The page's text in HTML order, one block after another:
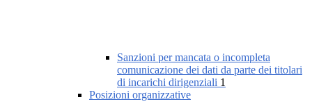
Sanzioni per mancata o incompleta
comunicazione dei dati da parte dei titolari
di incarichi dirigenziali 1
Posizioni organizzative